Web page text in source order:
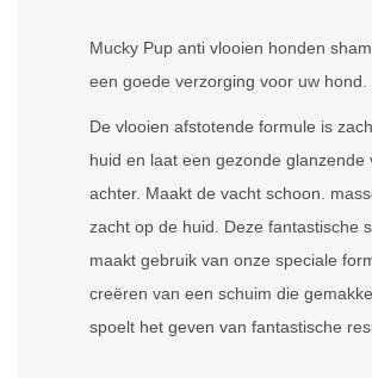
Mucky Pup anti vlooien honden
een goede verzorging voor uw hond.
De vlooien afstotende formule is
huid en laat een gezonde glanzende
achter. Maakt de vacht schoon.
zacht op de huid. Deze fantastische
maakt gebruik van onze speciale
creëren van een schuim die
spoelt het geven van fantastische